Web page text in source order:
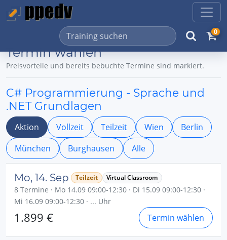
0
Termin wählen
Preisvorteile und bereits bebuchte Termine sind markiert.
C# Programmierung - Sprache und
.NET Grundlagen
Aktion Vollzeit Teilzeit Wien
Berlin
München
Burghausen Alle
Mo, 14. Sep Teilzeit Virtual Classroom
8 Termine · Mo 14.09 09:00-12:30 · Di 15.09 09:00-12:30 ·
Mi 16.09 09:00-12:30 · ... Uhr
1.899 € Termin wählen